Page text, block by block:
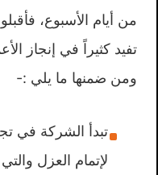
من أيام الأسبوع،
تفيد كثيراً في إنجاز
ومن ضمنها ما يلي :-
تبدأ الشركة في
لإتمام العزل